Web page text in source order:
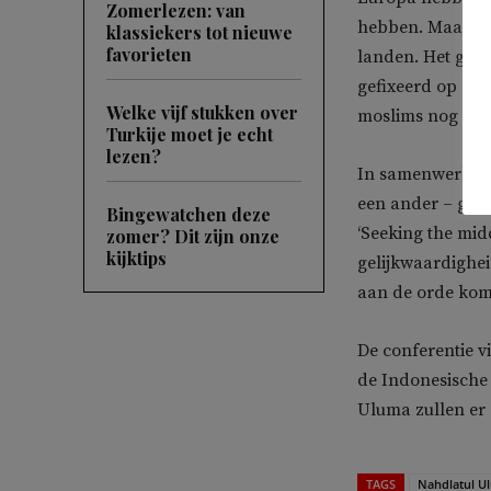
Zomerlezen: van
klassiekers tot nieuwe
favorieten
Welke vijf stukken over
Turkije moet je echt
lezen?
Bingewatchen deze
zomer? Dit zijn onze
kijktips
hebben. Maar
landen. Het
gefixeerd op de
moslims nog
In
een ander –
‘Seeking the
aan de orde
De conferentie
de
Uluma zullen er
TAGS Nahdlatul